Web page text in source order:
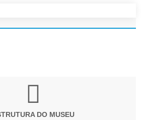
DO MUSEU